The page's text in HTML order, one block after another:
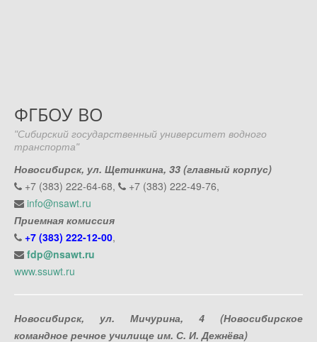
ФГБОУ ВО
"Сибирский государственный университет водного
транспорта"
Новосибирск, ул. Щетинкина, 33 (главный корпус)
+7 (383) 222-64-68,
+7 (383) 222-49-76,
info@nsawt.ru
Приемная комиссия
+7 (383) 222-12-00,
fdp@nsawt.ru
www.ssuwt.ru
Новосибирск, ул. Мичурина, 4 (Новосибирское
командное речное училище им. С. И. Дежнёва)